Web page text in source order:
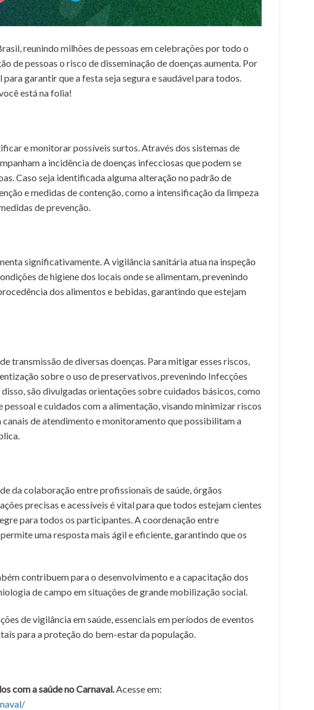
reunindo milhões de pessoas em celebrações por todo o
de pessoas o risco de disseminação de doenças aumenta. Por
garantir que a festa seja segura e saudável para todos.
está na folia!
e monitorar possíveis surtos. Através dos sistemas de
a incidência de doenças infecciosas que podem se
Caso seja identificada alguma alteração no padrão de
e medidas de contenção, como a intensificação da limpeza
de prevenção.
significativamente. A vigilância sanitária atua na inspeção
de higiene dos locais onde se alimentam, prevenindo
dos alimentos e bebidas, garantindo que estejam
transmissão de diversas doenças. Para mitigar esses riscos,
sobre o uso de preservativos, prevenindo Infecções
são divulgadas orientações sobre cuidados básicos, como
e cuidados com a alimentação, visando minimizar riscos
de atendimento e monitoramento que possibilitam a
da colaboração entre profissionais de saúde, órgãos
precisas e acessíveis é vital para que todos estejam cientes
para todos os participantes. A coordenação entre
uma resposta mais ágil e eficiente, garantindo que os
contribuem para o desenvolvimento e a capacitação dos
de campo em situações de grande mobilização social.
de vigilância em saúde, essenciais em períodos de eventos
para a proteção do bem-estar da população.
com a saúde no Carnaval. Acesse em: